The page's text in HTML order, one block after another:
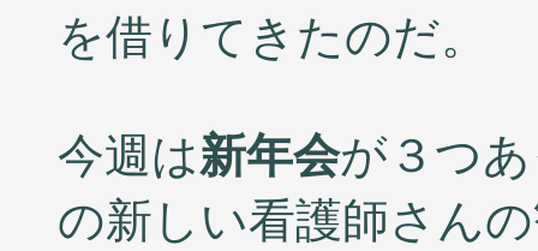
を借りてきたのだ。
今週は新年会が３つ
の新しい看護師さん